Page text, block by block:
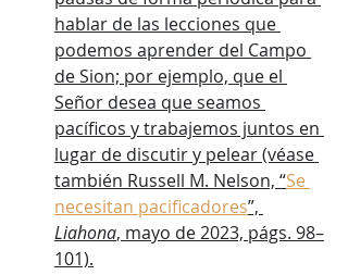
hablar de las lecciones que
podemos aprender del Campo
de Sion; por ejemplo, que el
Señor desea que seamos
pacíficos y trabajemos juntos en
lugar de discutir y pelear (véase
también Russell M. Nelson, “Se
necesitan pacificadores”,
Liahona, mayo de 2023, págs. 98–
101).